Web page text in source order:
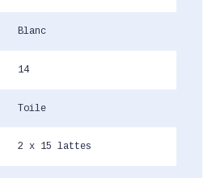
Blanc
14
Toile
2 x 15 lattes